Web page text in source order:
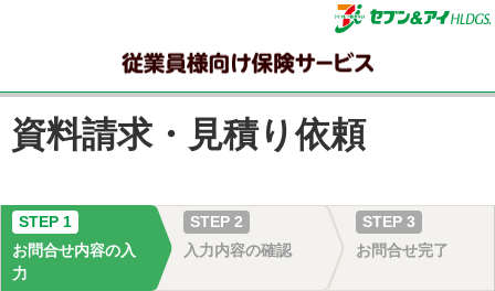
資料請求・見積り依頼
STEP 1
お問合せ内容の入
力
STEP 2
入力内容の確認
STEP 3
お問合せ完了